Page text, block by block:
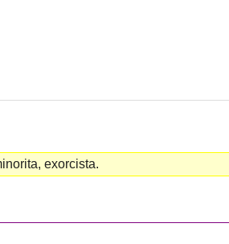
exorcista.